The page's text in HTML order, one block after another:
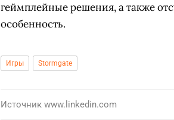
геймплейные решения, а также
особенность.
Игры Stormgate
Источник www.linkedin.com